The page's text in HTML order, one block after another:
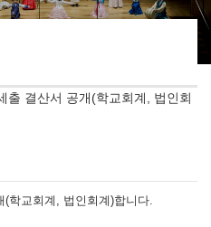
출 결산서 공개(학교회계, 법인회
학교회계, 법인회계)합니다.